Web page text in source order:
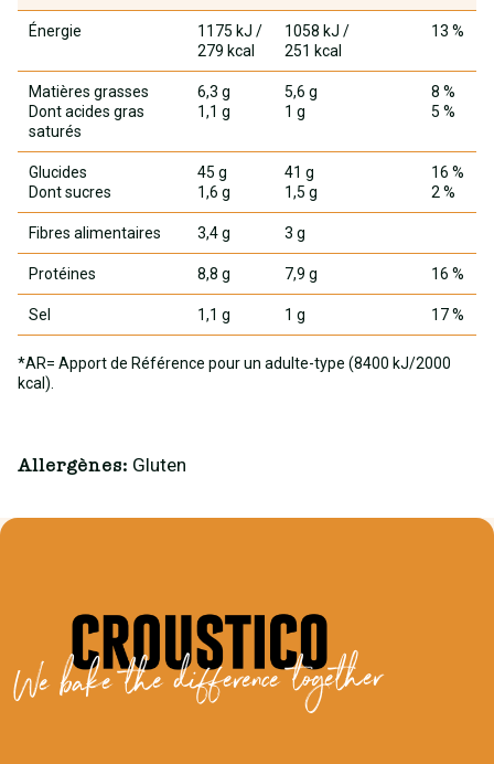
Énergie 1175 kJ /
279 kcal
1058 kJ /
251 kcal
13 %
Matières grasses 6,3 g 5,6 g
8 %
Dont acides gras
saturés
1,1 g 1 g 5 %
Glucides 45 g 41 g
16 %
Dont sucres
1,6 g 1,5 g 2 %
Fibres alimentaires 3,4 g 3 g
Protéines 8,8 g 7,9 g 16 %
Sel 1,1 g 1 g 17 %
*AR= Apport de Référence pour un adulte-type (8400 kJ/2000
kcal).
Allergènes: Gluten
We bake the difference together